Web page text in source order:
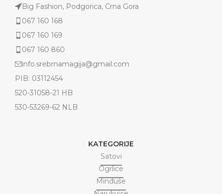
Big Fashion, Podgorica, Crna Gora
067 160 168
067 160 169
067 160 860
info.srebrnamagija@gmail.com
PIB: 03112454
520-31058-21 HB
530-53269-62 NLB
KATEGORIJE
Satovi
Ogrlice
Minđuše